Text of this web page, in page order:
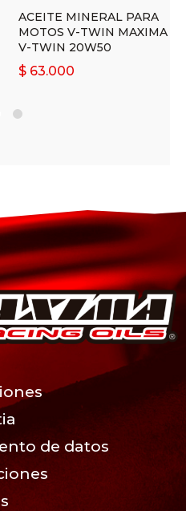
ACEITE MINERAL PARA
MOTOS V-TWIN MAXIMA
V-TWIN 20W50
$ 63.000
de datos